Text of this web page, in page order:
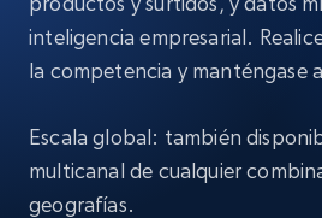
inteligencia empresarial.
la competencia y manténgase
Escala global: también
multicanal de cualquier
geografías.